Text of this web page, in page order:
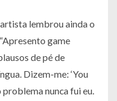
lembrou ainda o
game
de pé de
Dizem-me: ‘You
problema nunca fui eu.